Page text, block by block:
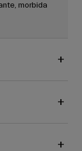
morbida